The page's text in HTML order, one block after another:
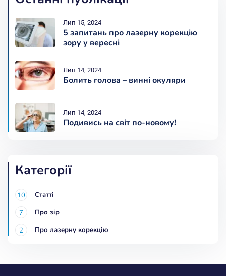
Лип 15, 2024
5 запитань про лазерну корекцію
зору у вересні
Лип 14, 2024
Болить голова – винні окуляри
Лип 14, 2024
Подивись на світ по-новому!
Категорії
10 Статті
7 Про зір
2 Про лазерну корекцію